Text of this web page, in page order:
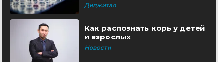
Диджитал
Как распознать корь у детей
и взрослых
Новости